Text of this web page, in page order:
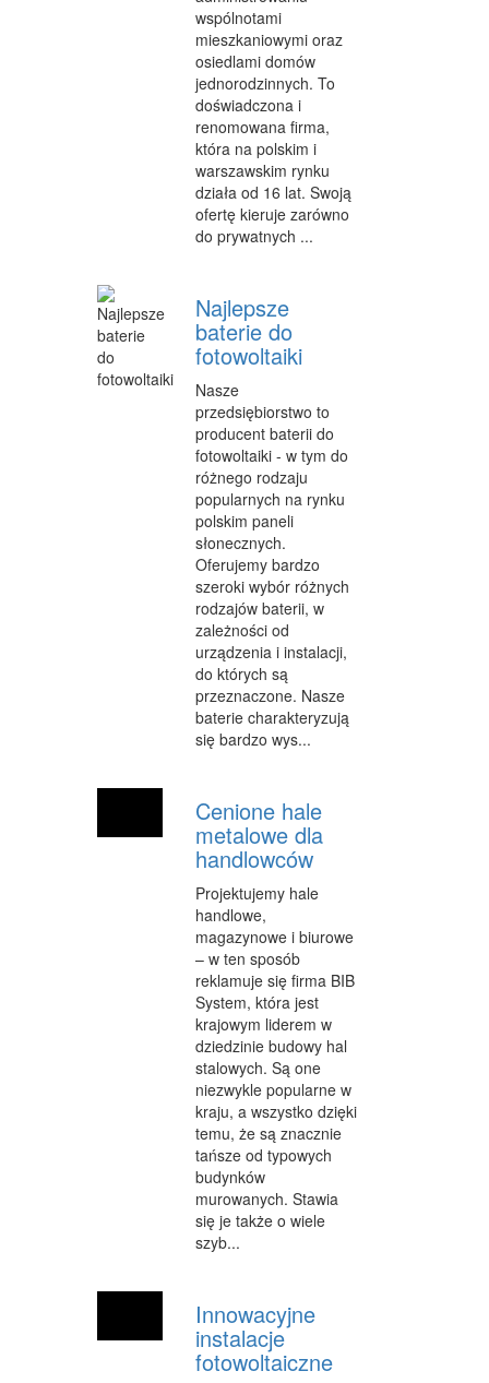
INFORMATYCZNE
RESTAURACJE, CATERING
FOTOGRAFIA
ADWOKACI, PORADY PRAWNE
WETERYNARYJNE, HODOWLA ZWIERZĄT
SPRZĄTANIE, PORZĄDKOWANIE
OPIEKA
INNE USŁUGI
ZWIEDZANIE
HOTELE I NOCLEGI
PODRÓŻE
WYPOCZYNEK
URODA
DIETETYKA, ODCHUDZANIE
KOSMETYKI
LECZENIE
SALONY KOSMETYCZNE
SOFTWARE
OPROGRAMOWANIE
STRONY INTERNETOWE
KONTAKT
wspólnotami
mieszkaniowymi oraz
osiedlami domów
jednorodzinnych. To
doświadczona i
renomowana firma,
która na polskim i
warszawskim rynku
działa od 16 lat. Swoją
ofertę kieruje zarówno
do prywatnych ...
Najlepsze
baterie do
fotowoltaiki
Nasze
przedsiębiorstwo to
producent baterii do
fotowoltaiki - w tym do
różnego rodzaju
popularnych na rynku
polskim paneli
słonecznych.
Oferujemy bardzo
szeroki wybór różnych
rodzajów baterii, w
zależności od
urządzenia i instalacji,
do których są
przeznaczone. Nasze
baterie charakteryzują
się bardzo wys...
Cenione hale
metalowe dla
handlowców
Projektujemy hale
handlowe,
magazynowe i biurowe
– w ten sposób
reklamuje się firma BIB
System, która jest
krajowym liderem w
dziedzinie budowy hal
stalowych. Są one
niezwykle popularne w
kraju, a wszystko dzięki
temu, że są znacznie
tańsze od typowych
budynków
murowanych. Stawia
się je także o wiele
szyb...
Innowacyjne
instalacje
fotowoltaiczne